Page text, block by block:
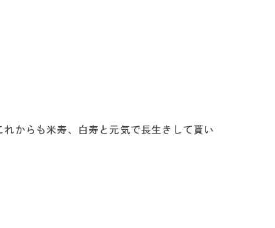
からも米寿、白寿と元気で長生きして貰い